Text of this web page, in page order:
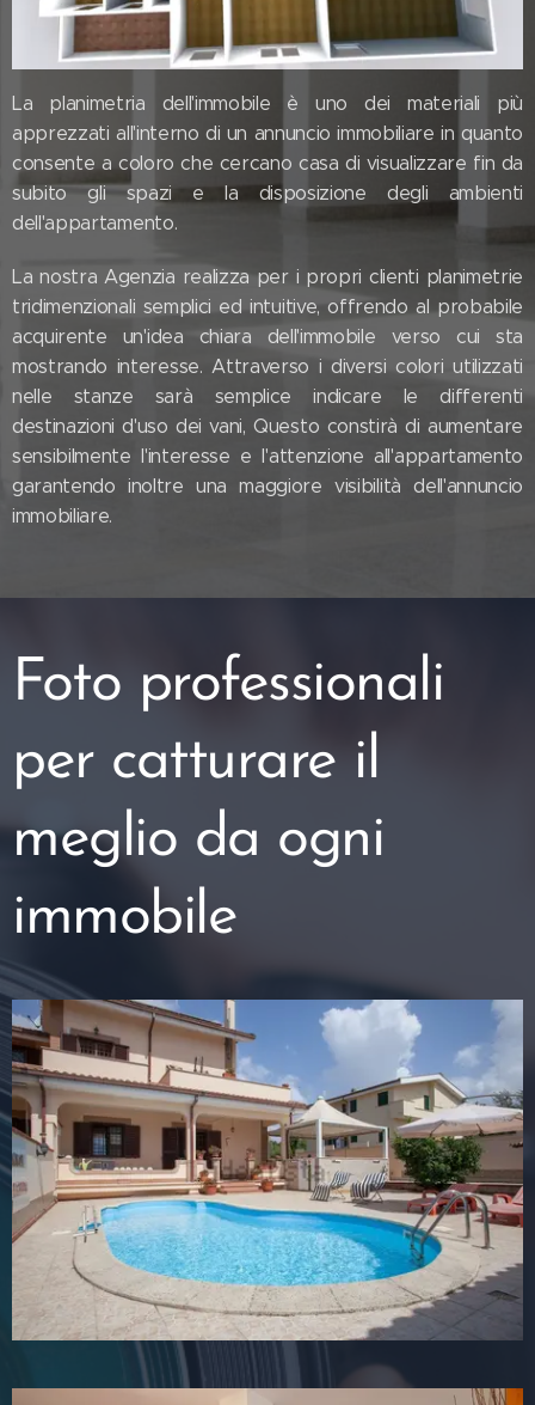
La planimetria dell'immobile è uno dei materiali più
apprezzati all'interno di un annuncio immobiliare in quanto
consente a coloro che cercano casa di visualizzare fin da
subito gli spazi e la disposizione degli ambienti
dell'appartamento.
La nostra Agenzia realizza per i propri clienti planimetrie
tridimenzionali semplici ed intuitive, offrendo al probabile
acquirente un'idea chiara dell'immobile verso cui sta
mostrando interesse. Attraverso i diversi colori utilizzati
nelle stanze sarà semplice indicare le differenti
destinazioni d'uso dei vani, Questo constirà di aumentare
sensibilmente l'interesse e l'attenzione all'appartamento
garantendo inoltre una maggiore visibilità dell'annuncio
immobiliare.
Foto professionali
per catturare il
meglio da ogni
immobile